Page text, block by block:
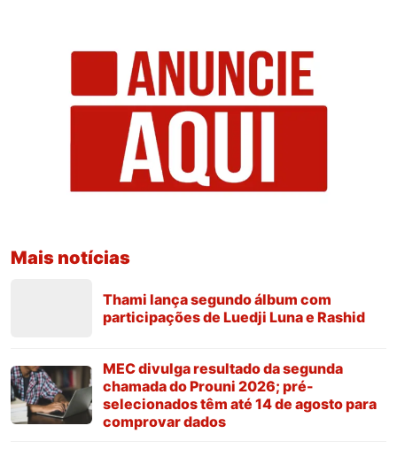
Mais notícias
Thami lança segundo álbum com
participações de Luedji Luna e Rashid
MEC divulga resultado da segunda
chamada do Prouni 2026; pré-
selecionados têm até 14 de agosto para
comprovar dados